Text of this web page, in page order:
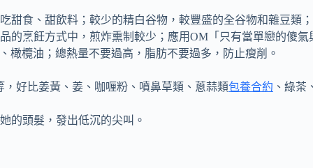
甜食、甜飲料；較少的精白谷物，較豐盛的全谷物和雜豆類
的烹飪方式中，煎炸熏制較少；應用OM「只有當單戀的傻
橄欖油；總熱量不要過高，脂肪不要過多，防止瘦削。
好比姜黃、姜、咖喱粉、噴鼻草類、蔥蒜類包養合約 、綠茶
的頭髮，發出低沉的尖叫。